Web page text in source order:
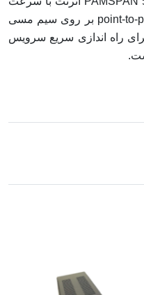
بسیار بالا یا روش های متقارن point-to-point بر روی سیم مسی
راه اندازی سریع سرویس